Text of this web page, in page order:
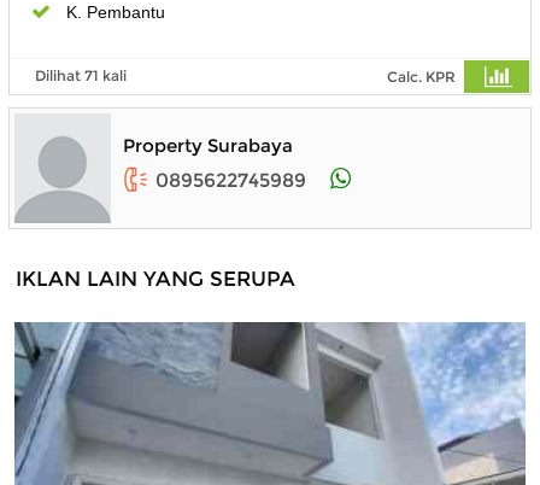
K. Pembantu
Dilihat 71 kali Calc. KPR
Property Surabaya
0895622745989
IKLAN LAIN YANG SERUPA